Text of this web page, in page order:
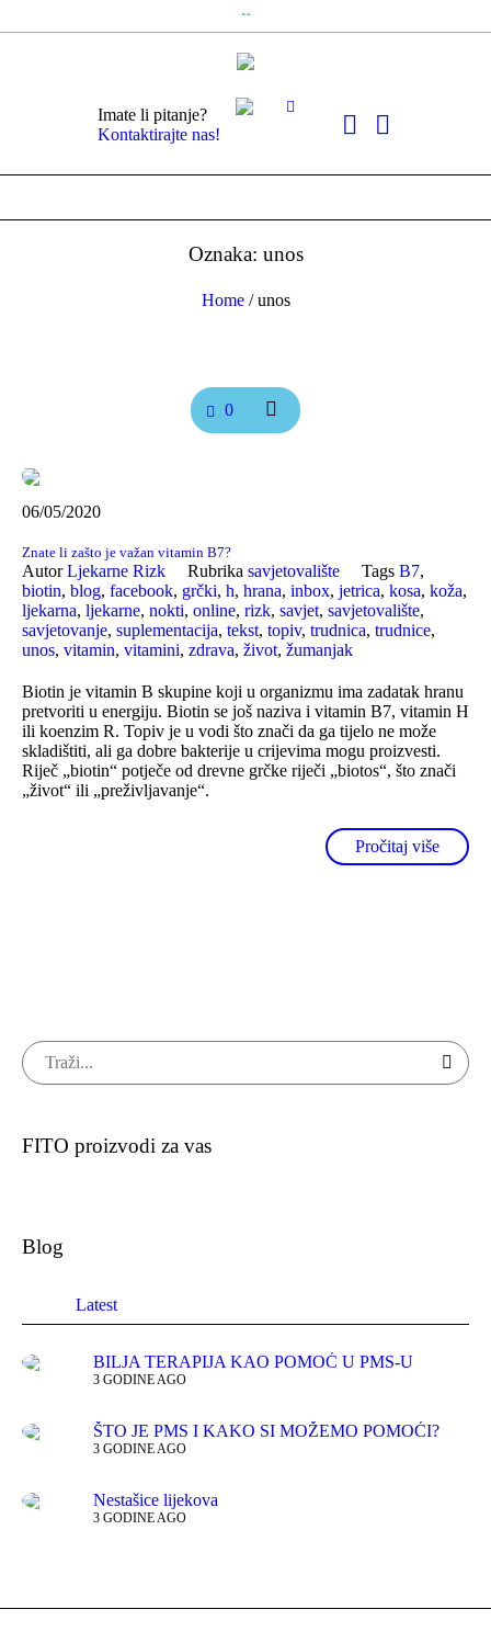
Imate li pitanje?
Kontaktirajte nas!
Oznaka: unos
Home /unos
0
06/05/2020
Znate li zašto je važan vitamin B7?
AutorLjekarne Rizk Rubrika savjetovalište Tags B7,
biotin, blog, facebook, grčki, h, hrana, inbox, jetrica, kosa, koža,
ljekarna, ljekarne, nokti, online, rizk, savjet, savjetovalište,
savjetovanje, suplementacija, tekst, topiv, trudnica, trudnice,
unos, vitamin, vitamini, zdrava, život, žumanjak
Biotin je vitamin B skupine koji u organizmu ima zadatak hranu
pretvoriti u energiju. Biotin se još naziva i vitamin B7, vitamin H
ili koenzim R. Topiv je u vodi što znači da ga tijelo ne može
skladištiti, ali ga dobre bakterije u crijevima mogu proizvesti.
Riječ „biotin“ potječe od drevne grčke riječi „biotos“, što znači
„život“ ili „preživljavanje“.
Pročitaj više
FITO proizvodi za vas
Blog
Latest
BILJA TERAPIJA KAO POMOĆ U PMS-U
3 GODINE AGO
ŠTO JE PMS I KAKO SI MOŽEMO POMOĆI?
3 GODINE AGO
Nestašice lijekova
3 GODINE AGO